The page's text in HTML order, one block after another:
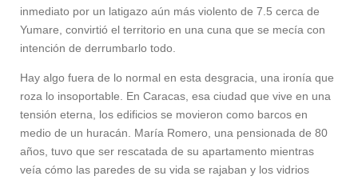
inmediato por un latigazo aún más violento de 7.5 cerca de
Yumare, convirtió el territorio en una cuna que se mecía con
intención de derrumbarlo todo.
Hay algo fuera de lo normal en esta desgracia, una ironía que
roza lo insoportable. En Caracas, esa ciudad que vive en una
tensión eterna, los edificios se movieron como barcos en
medio de un huracán. María Romero, una pensionada de 80
años, tuvo que ser rescatada de su apartamento mientras
veía cómo las paredes de su vida se rajaban y los vidrios